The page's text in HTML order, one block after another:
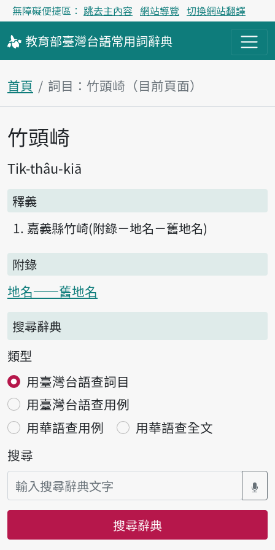
無障礙便捷區： 跳去主內容 網站導覽 切換網站翻譯
教育部臺灣台語常用詞辭典
首頁 詞目：竹頭崎（目前頁面）
主內容區塊
竹頭崎
Tik-thâu-kiā
釋義
嘉義縣竹崎(附錄－地名－舊地名)
附錄
地名——舊地名
搜尋辭典
類型
用臺灣台語查詞目
用臺灣台語查用例
用華語查用例
用華語查全文
搜尋
搜尋辭典